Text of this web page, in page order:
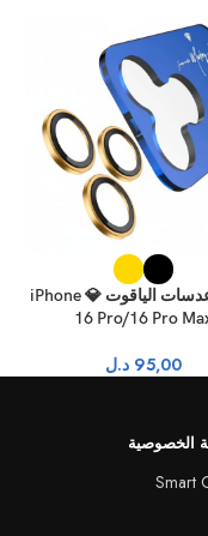
حماية عدسات الياقوت 💎 iPhone
16 Pro/16 Pro
95,00 د.ل
الخصوصية
Smart